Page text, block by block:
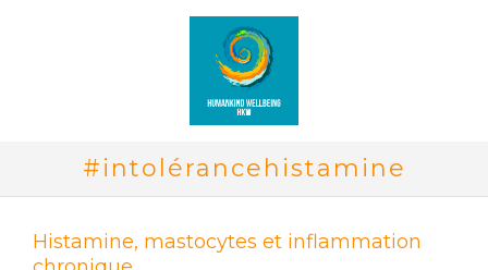
#intolérancehistamine
Histamine, mastocytes et inflammation